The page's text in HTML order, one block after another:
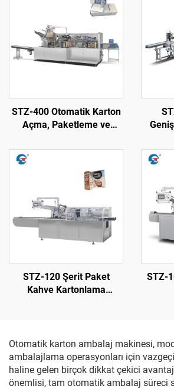
STZ-400 Otomatik Karton
Açma, Paketleme ve
STZ-120 Şerit Paket
Kahve Kartonlama
STZ-
Otomatik karton ambalaj makinesi,
ambalajlama operasyonları için
haline gelen birçok dikkat çekici
önemlisi, tam otomatik ambalaj süreci